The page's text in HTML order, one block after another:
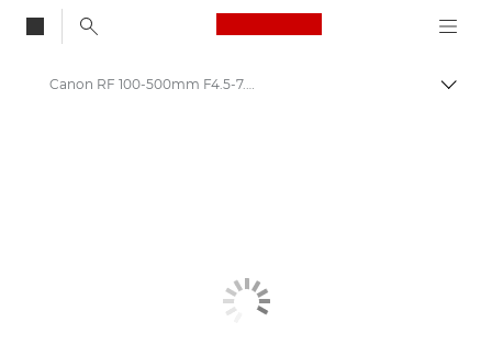
Canon Logo, back
Skift
Canon RF 100-500mm F4.5-7.1 L IS USM